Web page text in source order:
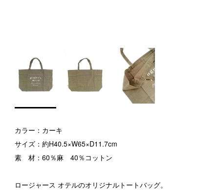
カラー：カーキ
サイズ：約H40.5×W65×D11.7cm
素 材：60％麻 40％コットン
ロージャース オテルのオリジナルトートバッグ。